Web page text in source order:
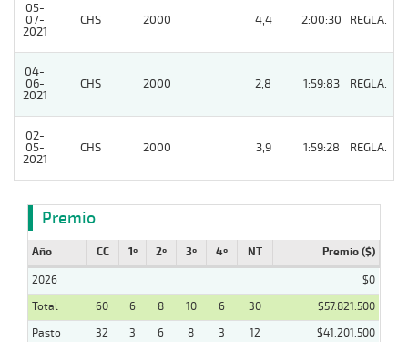
05-
07-
2021
CHS 2000 4,4 2:00:30 REGLA.
04-
06-
2021
CHS 2000 2,8 1:59:83 REGLA.
02-
05-
2021
CHS 2000 3,9 1:59:28 REGLA.
Premio
Año CC 1º 2º 3º 4º NT Premio ($)
2026
$0
Total
60 6 8 10 6 30
$57.821.500
Pasto
32 3 6 8 3 12
$41.201.500